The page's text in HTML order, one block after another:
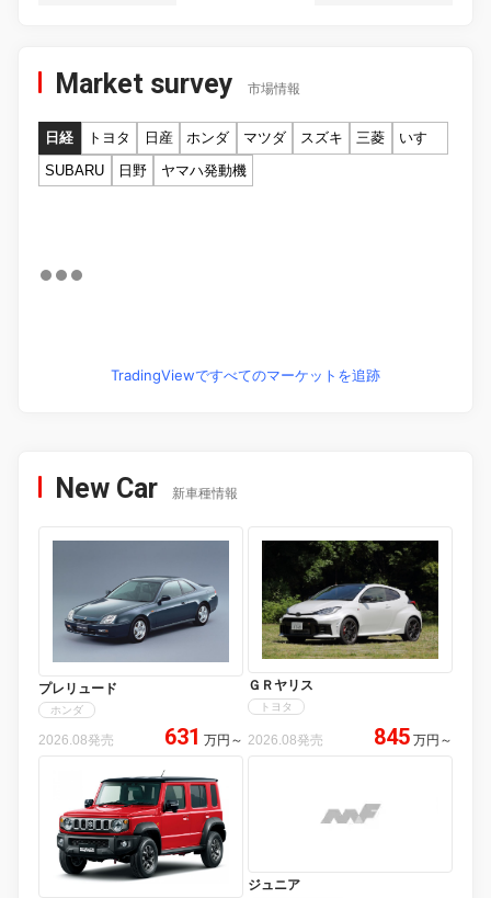
Market survey 市場情報
日経 トヨタ 日産 ホンダ マツダ スズキ 三菱
いすゞ
SUBARU
日野 ヤマハ発動機
TradingViewですべてのマーケットを追跡
New Car 新車種情報
プレリュード
ホンダ
2026.08発売 631 万円 ～
ＧＲヤリス
トヨタ
2026.08発売 845 万円 ～
ジュニア